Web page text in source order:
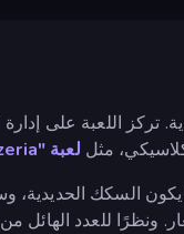
تركز اللعبة على
مثل لعبة "Papa's Freezeria"
السكك الحديدية،
ونظرًا للعدد الهائل